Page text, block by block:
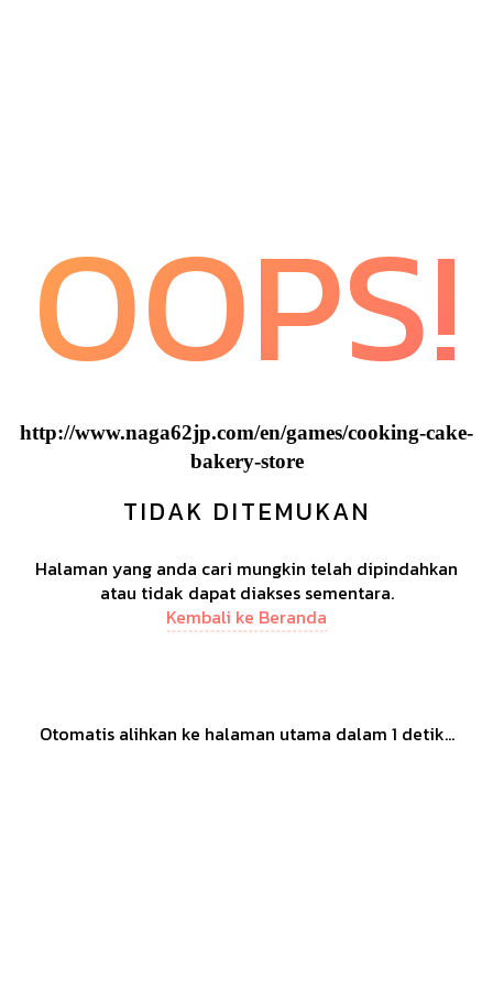
OOPS!
http://www.naga62jp.com/en/games/cooking-cake-
bakery-store
TIDAK DITEMUKAN
Halaman yang anda cari mungkin telah dipindahkan
atau tidak dapat diakses sementara.
Kembali ke Beranda
Otomatis alihkan ke halaman utama dalam 1 detik...